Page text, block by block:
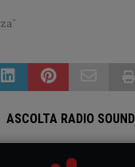
ASCOLTA RADIO SOUND